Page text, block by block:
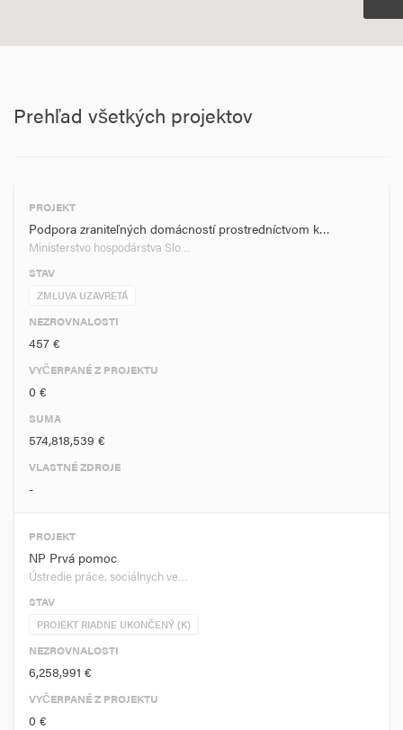
Prehľad všetkých projektov
PROJEKT
Podpora zraniteľných domácností prostredníctvom k…
Ministerstvo hospodárstva Slo…
STAV
ZMLUVA UZAVRETÁ
NEZROVNALOSTI
457 €
VYČERPANÉ Z PROJEKTU
0 €
SUMA
574,818,539 €
VLASTNÉ ZDROJE
-
PROJEKT
NP Prvá pomoc
Ústredie práce, sociálnych ve…
STAV
PROJEKT RIADNE UKONČENÝ (K)
NEZROVNALOSTI
6,258,991 €
VYČERPANÉ Z PROJEKTU
0 €